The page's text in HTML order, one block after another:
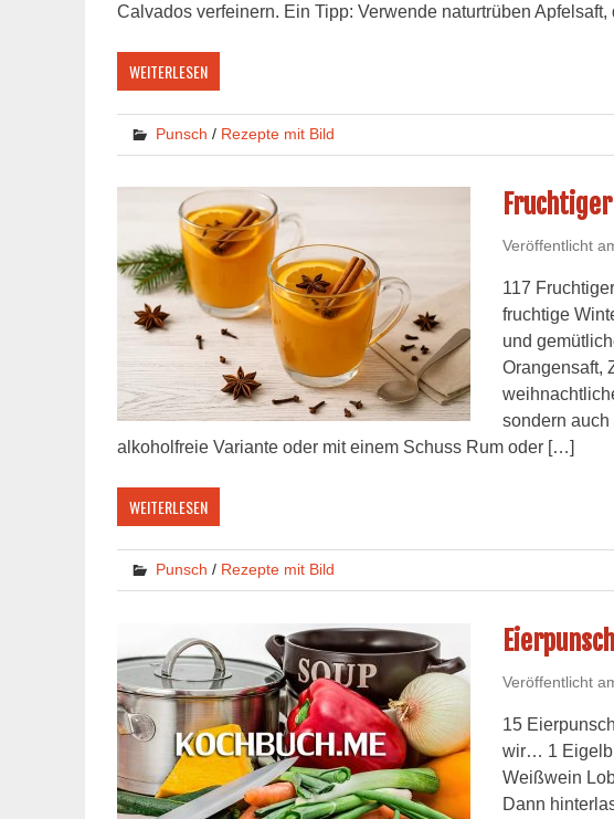
Calvados verfeinern. Ein Tipp: Verwende naturtrüben
WEITERLESEN
Punsch / Rezepte mit Bild
Veröffentlicht
117
fruchtige
und
Orangensaft,
sondern
alkoholfreie Variante oder mit einem Schuss Rum oder […]
WEITERLESEN
Punsch / Rezepte mit Bild
Veröffentlicht
15
wir… 1 Eigelb
Weißwein
Dann